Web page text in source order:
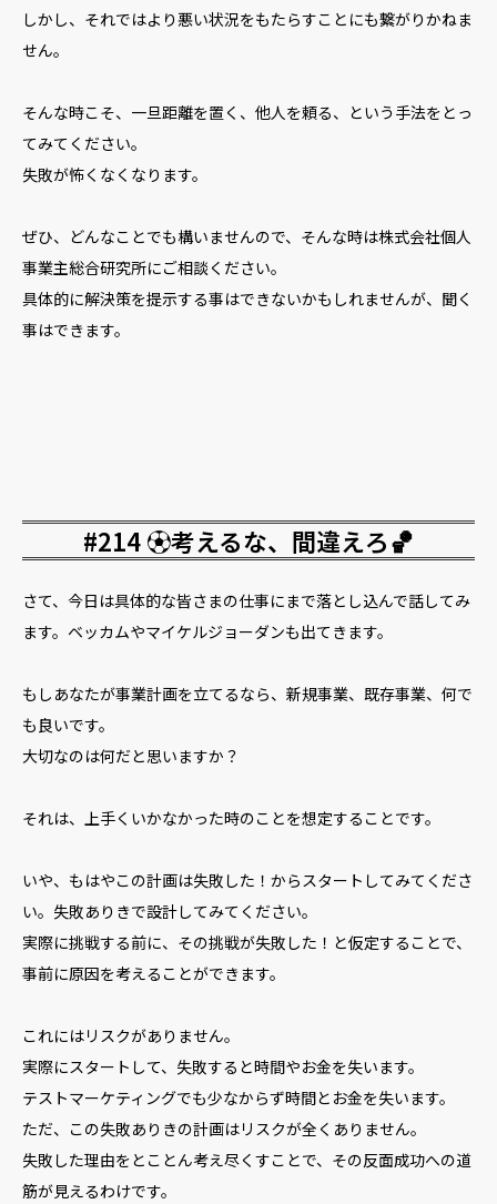
しかし、それではより悪い状況をもたらすことにも繋がりかねま
せん。
そんな時こそ、一旦距離を置く、他人を頼る、という手法をとっ
てみてください。
失敗が怖くなくなります。
ぜひ、どんなことでも構いませんので、そんな時は株式会社個人
事業主総合研究所にご相談ください。
具体的に解決策を提示する事はできないかもしれませんが、聞く
事はできます。
#214 ⚽️考えるな、間違えろ🏀
さて、今日は具体的な皆さまの仕事にまで落とし込んで話してみ
ます。ベッカムやマイケルジョーダンも出てきます。
もしあなたが事業計画を立てるなら、新規事業、既存事業、何で
も良いです。
大切なのは何だと思いますか？
それは、上手くいかなかった時のことを想定することです。
いや、もはやこの計画は失敗した！からスタートしてみてくださ
い。失敗ありきで設計してみてください。
実際に挑戦する前に、その挑戦が失敗した！と仮定することで、
事前に原因を考えることができます。
これにはリスクがありません。
実際にスタートして、失敗すると時間やお金を失います。
テストマーケティングでも少なからず時間とお金を失います。
ただ、この失敗ありきの計画はリスクが全くありません。
失敗した理由をとことん考え尽くすことで、その反面成功への道
筋が見えるわけです。